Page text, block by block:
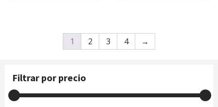
Filtrar por precio
1 2 3 4 →